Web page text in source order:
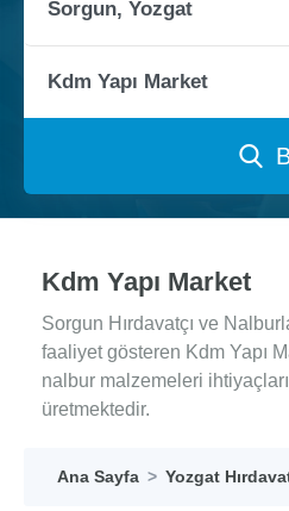
Kdm Yapı Market
Sorgun Hırdavatçı ve
faaliyet gösteren Kdm Yapı
nalbur malzemeleri
üretmektedir.
Ana Sayfa Yozgat